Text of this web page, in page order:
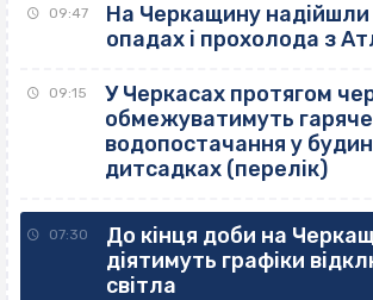
09:47
На Черкащину надійшли
опадах і прохолода з
09:15
У Черкасах протягом
обмежуватимуть гаряче
водопостачання у
дитсадках (перелік)
07:30
До кінця доби на
діятимуть графіки
світла